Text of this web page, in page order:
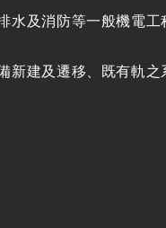
及消防等一般機電
建及遷移、既有軌之